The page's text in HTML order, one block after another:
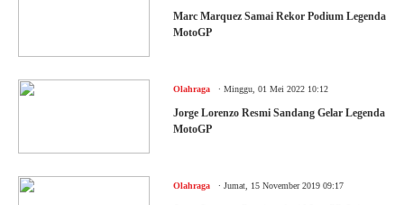
Marc Marquez Samai Rekor Podium Legenda
MotoGP
Olahraga Minggu, 01 Mei 2022 10:12
Jorge Lorenzo Resmi Sandang Gelar Legenda
MotoGP
Olahraga Jumat, 15 November 2019 09:17